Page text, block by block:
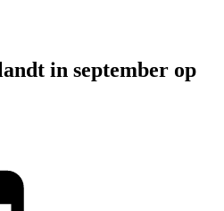
in september op